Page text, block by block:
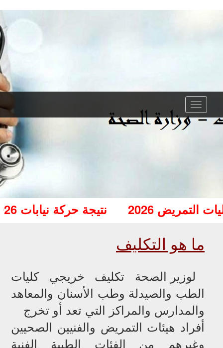
2026
نتيجة حركة نيابات 2026
حركة توزيع مدارس التمريض الخاصة
الرغبات
ما هو التكليف
لوزير الصحة تكليف خريجي كليات
الطب والصيدلة وطب الأسنان والمعاهد
والمدارس والمراكز التي تعد أو تخرج
أفراد هيئات التمريض والفنيين الصحيين
وغيرهم من الفئات الطبية الفنية